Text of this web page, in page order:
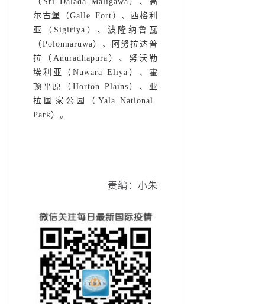
尔古堡（Galle Fort）、西格利
亚（Sigiriya）、波隆纳鲁瓦
（Polonnaruwa）、阿努拉达普
拉（Anuradhapura）、努沃勒
埃利亚（Nuwara Eliya）、霍
顿平原（Horton Plains）、亚
拉国家公园（Yala National
Park）。
责编：小朱